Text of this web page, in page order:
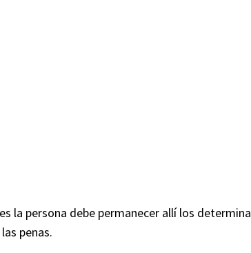
la persona debe permanecer allí los determina
penas.